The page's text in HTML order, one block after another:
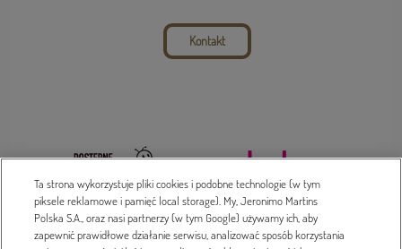
Kontakt
Ta strona wykorzystuje pliki cookies i podobne technologie (w tym
piksele reklamowe i pamięć local storage). My, Jeronimo Martins
Polska S.A., oraz nasi partnerzy (w tym Google) używamy ich, aby
zapewnić prawidłowe działanie serwisu, analizować sposób korzystania